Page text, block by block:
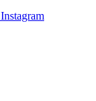
Instagram